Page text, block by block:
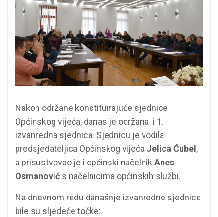
Nakon održane konstituirajuće sjednice
Općinskog vijeća, danas je održana i 1.
izvanredna sjednica. Sjednicu je vodila
predsjedateljica Općinskog vijeća Jelica Ćubel ,
a prisustvovao je i općinski načelnikAnes
Osmanović s načelnicima općinskih službi.
Na dnevnom redu današnje izvanredne sjednice
bile su sljedeće točke: